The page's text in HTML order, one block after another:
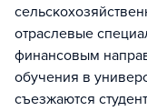
отраслевые
финансовым
обучения в
съезжаются